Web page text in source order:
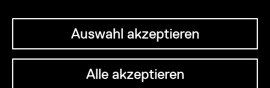
Auswahl akzeptieren
Alle akzeptieren